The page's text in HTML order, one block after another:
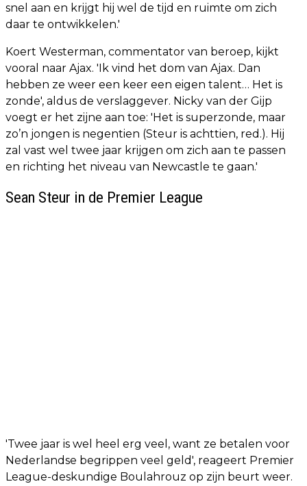
snel aan en krijgt hij wel de tijd en ruimte om zich
daar te ontwikkelen.'
Koert Westerman, commentator van beroep, kijkt
vooral naar Ajax. 'Ik vind het dom van Ajax. Dan
hebben ze weer een keer een eigen talent… Het is
zonde', aldus de verslaggever. Nicky van der Gijp
voegt er het zijne aan toe: 'Het is superzonde, maar
zo’n jongen is negentien (Steur is achttien, red.). Hij
zal vast wel twee jaar krijgen om zich aan te passen
en richting het niveau van Newcastle te gaan.'
Sean Steur in de Premier League
'Twee jaar is wel heel erg veel, want ze betalen voor
Nederlandse begrippen veel geld', reageert Premier
League-deskundige Boulahrouz op zijn beurt weer.